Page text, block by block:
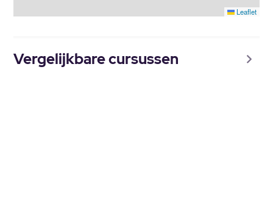
Leaflet
Vergelijkbare cursussen